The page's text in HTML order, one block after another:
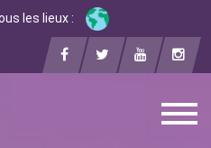
les lieux :